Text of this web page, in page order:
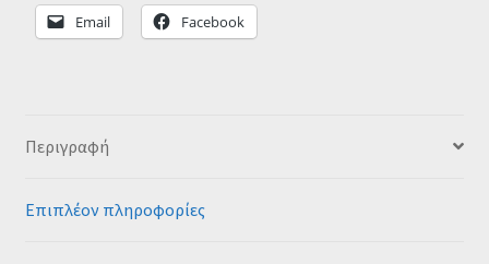
Email Facebook
Περιγραφή
Επιπλέον πληροφορίες